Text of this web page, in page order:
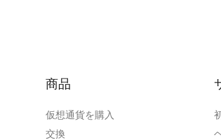
商品
仮想通貨を購入
交換